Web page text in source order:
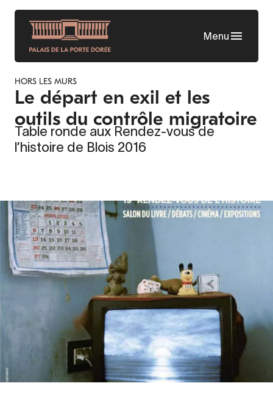
Aller
contenu
principal
Menu
HORS LES MURS
Le départ en exil et les
outils du contrôle migratoire
Table ronde aux Rendez-vous de
l’histoire de Blois 2016